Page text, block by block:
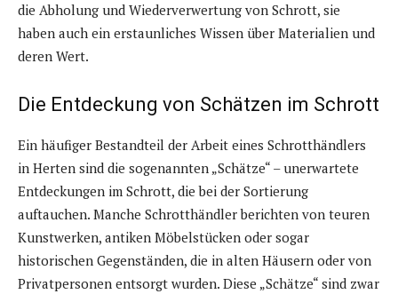
die Abholung und Wiederverwertung von Schrott, sie
haben auch ein erstaunliches Wissen über Materialien und
deren Wert.
Die Entdeckung von Schätzen im Schrott
Ein häufiger Bestandteil der Arbeit eines Schrotthändlers
in Herten sind die sogenannten „Schätze“ – unerwartete
Entdeckungen im Schrott, die bei der Sortierung
auftauchen. Manche Schrotthändler berichten von teuren
Kunstwerken, antiken Möbelstücken oder sogar
historischen Gegenständen, die in alten Häusern oder von
Privatpersonen entsorgt wurden. Diese „Schätze“ sind zwar